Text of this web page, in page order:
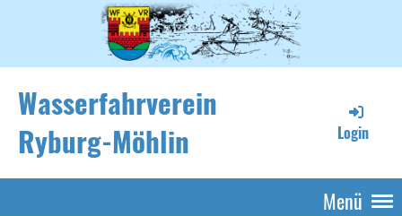
Wasserfahrverein
Ryburg-Möhlin
Login
Menü